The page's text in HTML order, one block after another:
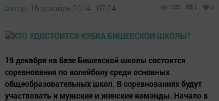
автор, 16 декабрь 2014 - 07:24 1050 0 0
19 декабря на базе Бишевской школы состоятся
соревнования по волейболу среди основных
общеобразовательных школ. В соревнованиях будут
участвовать и мужские и женские команды. Начало в